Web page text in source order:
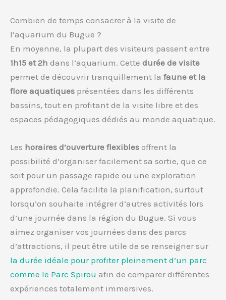
Combien de temps consacrer à la visite de
l’aquarium du Bugue ?
En moyenne, la plupart des visiteurs passent entre
1h15 et 2h dans l’aquarium. Cette durée de visite
permet de découvrir tranquillement la faune et la
flore aquatiques présentées dans les différents
bassins, tout en profitant de la visite libre et des
espaces pédagogiques dédiés au monde aquatique.
Les horaires d’ouverture flexibles offrent la
possibilité d’organiser facilement sa sortie, que ce
soit pour un passage rapide ou une exploration
approfondie. Cela facilite la planification, surtout
lorsqu’on souhaite intégrer d’autres activités lors
d’une journée dans la région du Bugue. Si vous
aimez organiser vos journées dans des parcs
d’attractions, il peut être utile de se renseigner sur
la durée idéale pour profiter pleinement d’un parc
comme le Parc Spirou afin de comparer différentes
expériences totalement immersives.